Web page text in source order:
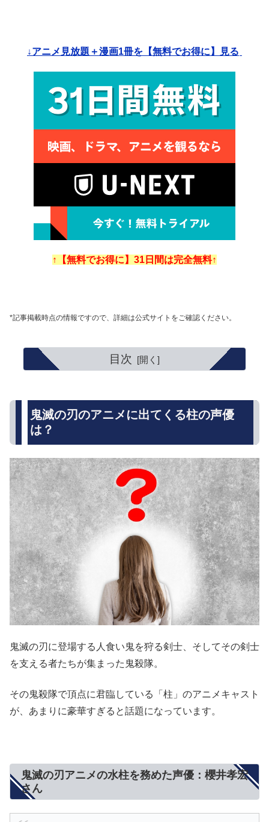
↓アニメ見放題＋漫画1冊を【無料でお得に】見る
↑【無料でお得に】31日間は完全無料↑
*記事掲載時点の情報ですので、詳細は公式サイトをご確認ください。
目次
鬼滅の刃のアニメに出てくる柱の声優
は？
鬼滅の刃に登場する人食い鬼を狩る剣士、そしてその剣士
を支える者たちが集まった鬼殺隊。
その鬼殺隊で頂点に君臨している「柱」のアニメキャスト
が、あまりに豪華すぎると話題になっています。
鬼滅の刃アニメの水柱を務めた声優：櫻井孝宏
さん